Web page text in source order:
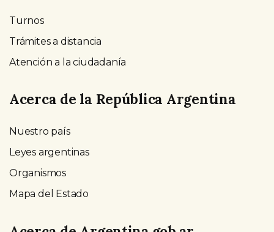
Turnos
Trámites a distancia
Atención a la ciudadanía
Acerca de la República Argentina
Nuestro país
Leyes argentinas
Organismos
Mapa del Estado